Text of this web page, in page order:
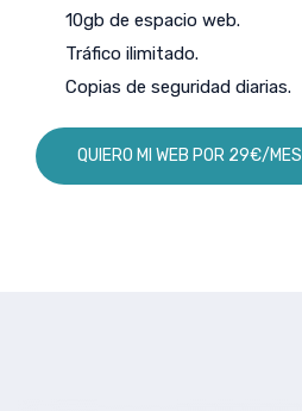
10gb de espacio web.
Tráfico ilimitado.
Copias de seguridad diarias.
QUIERO MI WEB POR 29€/MES